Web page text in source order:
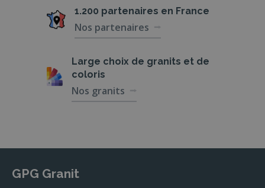
1.200 partenaires en France
Nos partenaires
Large choix de granits et de
coloris
Nos granits
GPG Granit